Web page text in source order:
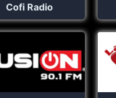
Cofi Radio